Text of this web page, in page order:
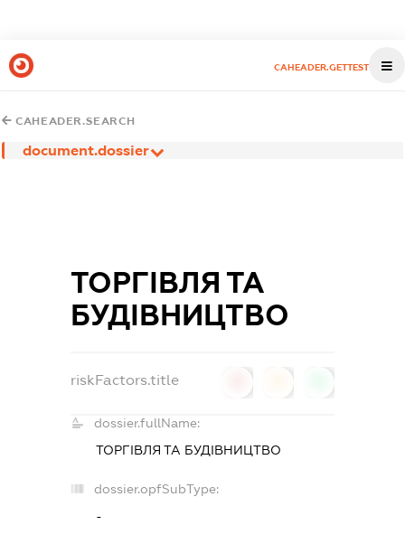
CAHEADER.GETTEST
CAHEADER.SEARCH
document.dossier
ТОРГІВЛЯ ТА
БУДІВНИЦТВО
riskFactors.title
dossier.fullName:
ТОРГІВЛЯ ТА БУДІВНИЦТВО
dossier.opfSubType:
-